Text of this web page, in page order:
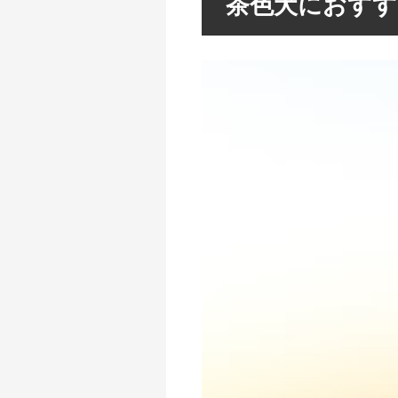
茶色犬におす